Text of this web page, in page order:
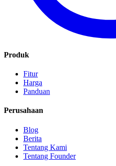
Produk
Fitur
Harga
Panduan
Perusahaan
Blog
Berita
Tentang Kami
Tentang Founder